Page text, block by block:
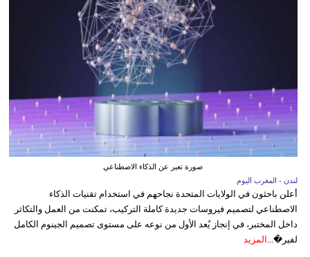
صورة تعبر عن الذكاء الاصطناعي
لندن - المغرب اليوم
أعلن باحثون في الولايات المتحدة نجاحهم في استخدام تقنيات الذكاء
الاصطناعي لتصميم فيروسات جديدة كاملة التركيب، تمكنت من العمل والتكاثر
داخل المختبر، في إنجاز يُعد الأول من نوعه على مستوى تصميم الجينوم الكامل
لفير�...
المزيد